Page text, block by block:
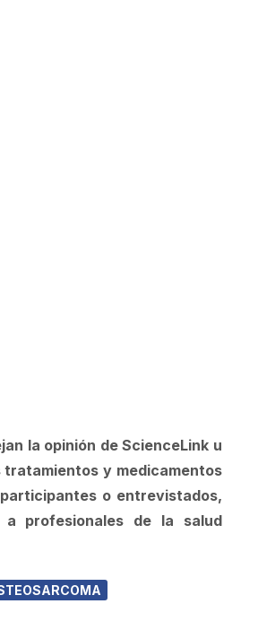
la opinión de ScienceLink u
tratamientos y medicamentos
o entrevistados,
profesionales de la salud